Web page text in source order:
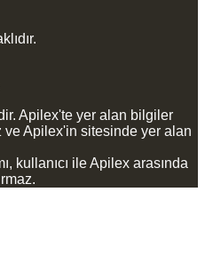
Apilex'te yer alan bilgiler
ve Apilex'in sitesinde yer alan
kullanıcı ile Apilex arasında